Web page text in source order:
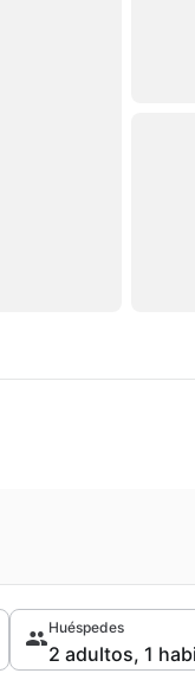
Huéspedes